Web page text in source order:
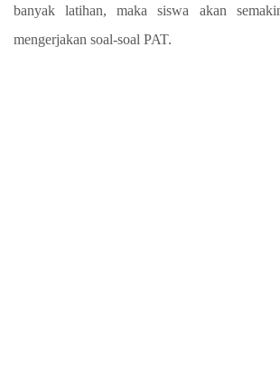
banyak latihan, maka siswa akan
mengerjakan soal-soal PAT.